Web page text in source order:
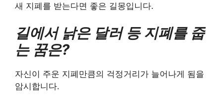
새 지폐를 받는다면 좋은 길몽입니다.
길에서 낡은 달러 등 지폐를 줍
는 꿈은?
자신이 주운 지폐만큼의 걱정거리가 늘어나게 됨을
암시합니다.